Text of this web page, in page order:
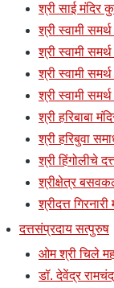
श्री साई मंदिर
श्री स्वामी
श्री स्वामी
श्री स्वामी
श्री स्वामी
श्री हरिबाबा
श्री हरिबुवा
श्री हिंगोलीचे
श्रीक्षेत्र
श्रीदत्त
दत्तसंप्रदाय सत्पुरुष
ओम श्री चिले
डॉ. देवेंद्र